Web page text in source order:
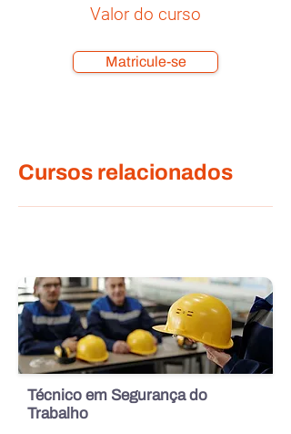
Valor do curso
Matricule-se
Cursos relacionados
Técnico em Segurança do
Trabalho